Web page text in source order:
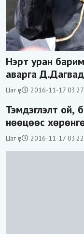
Нэрт уран
аварга
баримлаа
Цаг үе 2016-11-17
Тэмдэглэлт ой,
нөөцөөс
Цаг үе 2016-11-17